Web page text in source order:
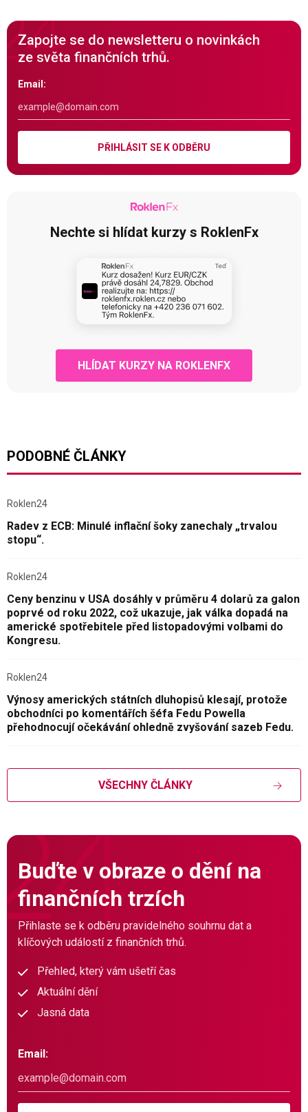
Zapojte se do newsletteru o novinkách
ze světa finančních trhů.
Email:
PŘIHLÁSIT SE K ODBĚRU
Nechte si hlídat kurzy s RoklenFx
HLÍDAT KURZY NA ROKLENFX
PODOBNÉ ČLÁNKY
Roklen24
Radev z ECB: Minulé inflační šoky zanechaly „trvalou
stopu“.
Roklen24
Ceny benzinu v USA dosáhly v průměru 4 dolarů za galon
poprvé od roku 2022, což ukazuje, jak válka dopadá na
americké spotřebitele před listopadovými volbami do
Kongresu.
Roklen24
Výnosy amerických státních dluhopisů klesají, protože
obchodníci po komentářích šéfa Fedu Powella
přehodnocují očekávání ohledně zvyšování sazeb Fedu.
VŠECHNY ČLÁNKY
Buďte v obraze o dění na
finančních trzích
Přihlaste se k odběru pravidelného souhrnu dat a
klíčových událostí z finančních trhů.
Přehled, který vám ušetří čas
Aktuální dění
Jasná data
Email: